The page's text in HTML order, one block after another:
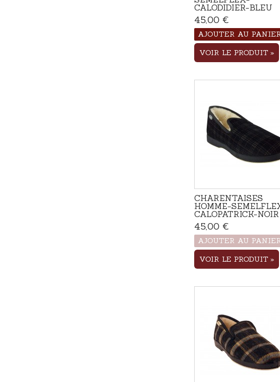
CALODIDIER-BLEU
45,00 €
AJOUTER AU
VOIR LE PRODUIT
CHARENTAISES
HOMME-
CALOPATRICK-NOIR
45,00 €
AJOUTER AU
VOIR LE PRODUIT